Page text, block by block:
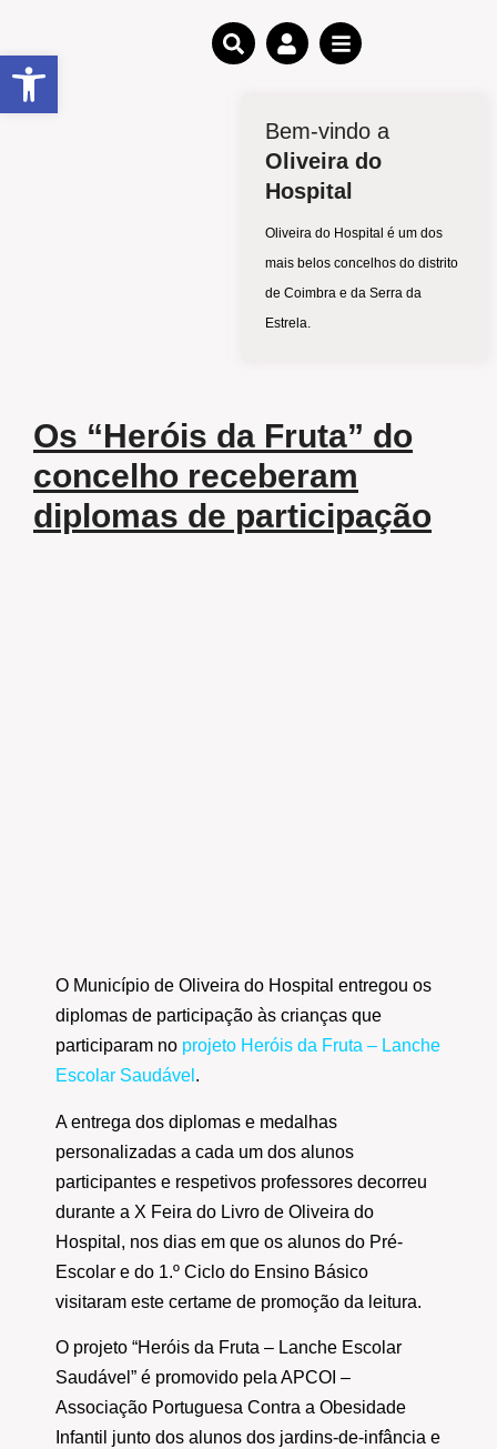
Bem-vindo a
Oliveira do
Hospital
Oliveira do Hospital é um dos
mais belos concelhos do distrito
de Coimbra e da Serra da
Estrela.
Os “Heróis da Fruta” do
concelho receberam
diplomas de participação
O Município de Oliveira do Hospital entregou os
diplomas de participação às crianças que
participaram no projeto Heróis da Fruta – Lanche
Escolar Saudável .
A entrega dos diplomas e medalhas
personalizadas a cada um dos alunos
participantes e respetivos professores decorreu
durante a X Feira do Livro de Oliveira do
Hospital, nos dias em que os alunos do Pré-
Escolar e do 1.º Ciclo do Ensino Básico
visitaram este certame de promoção da leitura.
O projeto “Heróis da Fruta – Lanche Escolar
Saudável” é promovido pela APCOI –
Associação Portuguesa Contra a Obesidade
Infantil junto dos alunos dos jardins-de-infância e
Open toolbar